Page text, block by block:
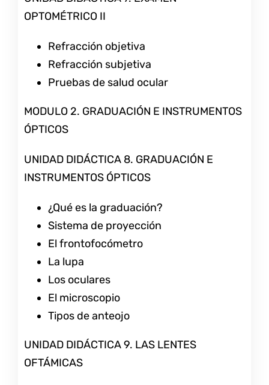
OPTOMÉTRICO II
Refracción objetiva
Refracción subjetiva
Pruebas de salud ocular
MODULO 2. GRADUACIÓN E INSTRUMENTOS
ÓPTICOS
UNIDAD DIDÁCTICA 8. GRADUACIÓN E
INSTRUMENTOS ÓPTICOS
¿Qué es la graduación?
Sistema de proyección
El frontofocómetro
La lupa
Los oculares
El microscopio
Tipos de anteojo
UNIDAD DIDÁCTICA 9. LAS LENTES
OFTÁMICAS